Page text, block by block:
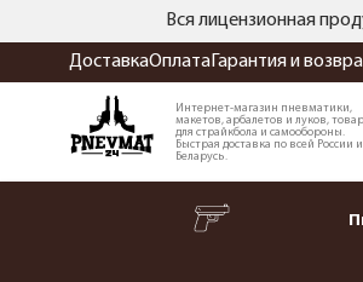
Вся лицензионная
ДоставкаОплата Гарантия и
Интернет-магазин пневматики,
макетов, арбалетов и луков,
для страйкбола и самообороны.
Быстрая доставка по всей России
Беларусь.